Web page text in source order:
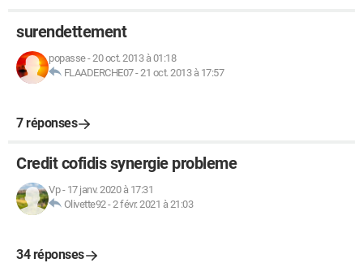
surendettement
popasse-20 oct. 2013 à 01:18
FLAADERCHE07-21 oct. 2013 à 17:57
7 réponses
Credit cofidis synergie probleme
Vp- 17 janv. 2020 à 17:31
Olivette92-2 févr. 2021 à 21:03
34 réponses